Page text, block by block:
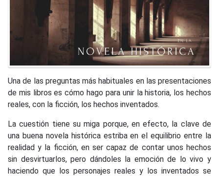
Una de las preguntas más habituales en las presentaciones
de mis libros es cómo hago para unir la historia, los hechos
reales, con la ficción, los hechos inventados.
La cuestión tiene su miga porque, en efecto, la clave de
una buena novela histórica estriba en el equilibrio entre la
realidad y la ficción, en ser capaz de contar unos hechos
sin desvirtuarlos, pero dándoles la emoción de lo vivo y
haciendo que los personajes reales y los inventados se